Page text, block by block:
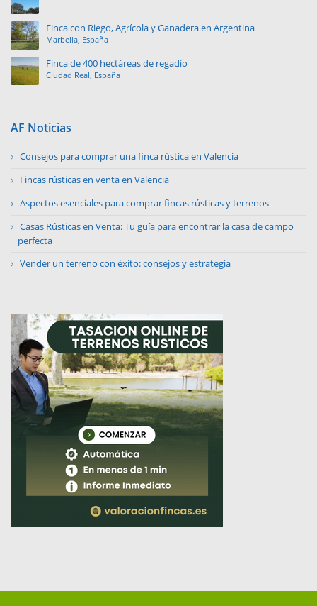
Finca con Riego, Agrícola y Ganadera en Argentina
Marbella, España
Finca de 400 hectáreas de regadío
Ciudad Real, España
AF Noticias
Consejos para comprar una finca rústica en Valencia
Fincas rústicas en venta en Valencia
Aspectos esenciales para comprar fincas rústicas y terrenos
Casas Rústicas en Venta: Tu guía para encontrar la casa de campo
perfecta
Vender un terreno con éxito: consejos y estrategia